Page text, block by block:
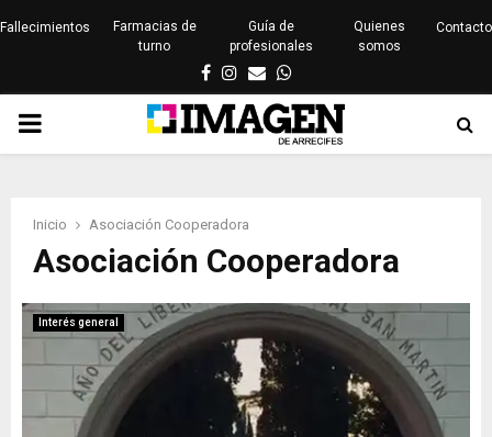
Fallecimientos
Farmacias de
turno
Guía de
profesionales
Quienes
somos
Contacto
Facebook
Instagram
EmailWhatsapp
PRIMARY
Inicio Asociación Cooperadora
Asociación Cooperadora
Interés general